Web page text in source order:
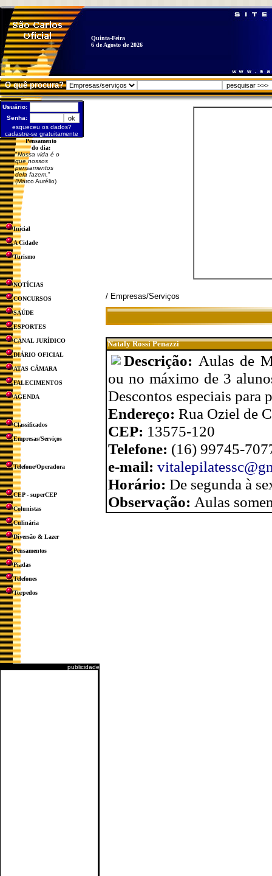
Quinta-Feira
6 de Agosto de 2026
O quê procura?
Usuário:
Senha:
esqueceu os dados?
cadastre-se gratuitamente
Pensamento
do dia:
"Nossa vida é o
que nossos
pensamentos
dela fazem. "
(Marco Aurélio)
Inicial
A Cidade
Turismo
NOTÍCIAS
CONCURSOS
SAÚDE
ESPORTES
CANAL JURÍDICO
DIÁRIO OFICIAL
ATAS CÂMARA
FALECIMENTOS
AGENDA
Classificados
Empresas/Serviços
Telefone/Operadora
CEP - superCEP
Colunistas
Culinária
Diversão & Lazer
Pensamentos
Piadas
Telefones
Torpedos
publicidade
/ Empresas/Serviços
Nataly Rossi Penazzi
Descrição: Aulas de
ou no máximo de 3
Descontos especiais para
Endereço: Rua Oziel de
CEP: 13575-120
Telefone: (16) 99745-
e-mail:
Horário: De segunda à
Observação: Aulas